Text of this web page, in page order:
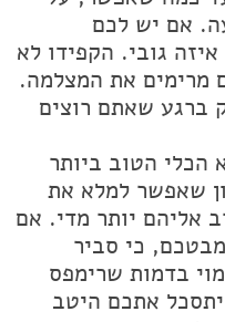
אם יש לכם
גובי. הקפידו לא
מרימים את המצלמה.
ברגע שאתם רוצים
הטוב ביותר
שאפשר למלא את
אליהם יותר מדי. אם
כי סביר
בדמות שרימפס
אתכם היטב